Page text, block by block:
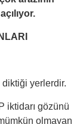
diktiği yerlerdir.
iktidarı gözünü
olmayan